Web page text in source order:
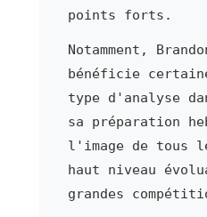
points forts.
Notamment,
bénéficie
type d'analyse
sa préparation
l'image de tous
haut niveau
grandes